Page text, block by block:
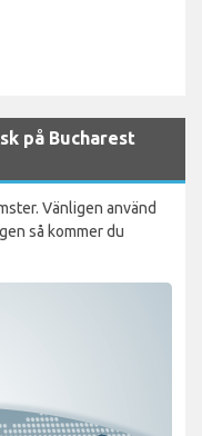
på Bucharest
Vänligen använd
så kommer du